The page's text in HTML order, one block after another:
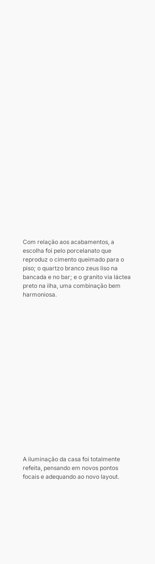
Com relação aos acabamentos, a
escolha foi pelo porcelanato que
reproduz o cimento queimado para o
piso; o quartzo branco zeus liso na
bancada e no bar; e o granito via láctea
preto na ilha, uma combinação bem
harmoniosa.
A iluminação da casa foi totalmente
refeita, pensando em novos pontos
focais e adequando ao novo layout.